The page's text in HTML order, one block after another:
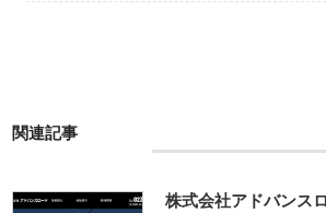
関連記事
株式会社アドバンス